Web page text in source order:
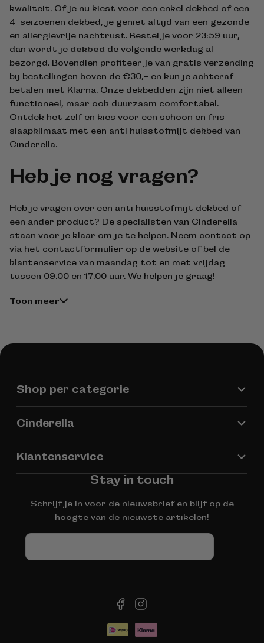
kwaliteit. Of je nu kiest voor een enkel dekbed of een
4-seizoenen dekbed, je geniet altijd van een gezonde
en allergievrije nachtrust. Bestel je voor 23:59 uur,
dan wordt je dekbed de volgende werkdag al
bezorgd. Bovendien profiteer je van gratis verzending
bij bestellingen boven de €30,- en kun je achteraf
betalen met Klarna. Onze dekbedden zijn niet alleen
functioneel, maar ook duurzaam comfortabel.
Ontdek het zelf en kies voor een schoon en fris
slaapklimaat met een anti huisstofmijt dekbed van
Cinderella.
Heb je nog vragen?
Heb je vragen over een anti huisstofmijt dekbed of
een ander product? De specialisten van Cinderella
staan voor je klaar om je te helpen. Neem contact op
via het contactformulier op de website of bel de
klantenservice van maandag tot en met vrijdag
tussen 09.00 en 17.00 uur. We helpen je graag!
Toon meer
Shop per categorie
Cinderella
Klantenservice
Stay in touch
Schrijf je in voor de nieuwsbrief en blijf op de
hoogte van de nieuwste artikelen!
facebookinstagram